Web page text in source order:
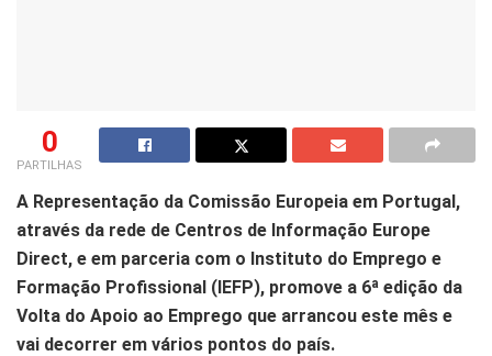
0
PARTILHAS
A Representação da Comissão Europeia em Portugal,
através da rede de Centros de Informação Europe
Direct, e em parceria com o Instituto do Emprego e
Formação Profissional (IEFP), promove a 6ª edição da
Volta do Apoio ao Emprego que arrancou este mês e
vai decorrer em vários pontos do país.